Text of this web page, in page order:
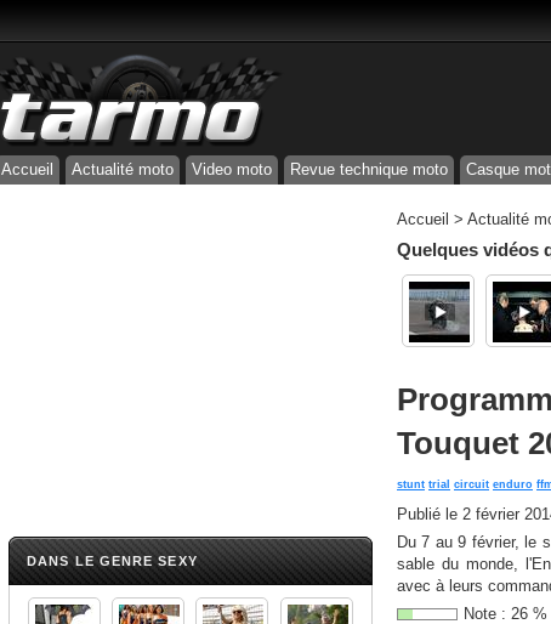
Accueil Actualité moto Video moto Revue technique moto Casque
DANS LE GENRE SEXY
Accueil > Actualité
Quelques vidéos
Touquet
stunt trial circuit enduro
Publié le 2 février
Du 7 au 9 février, le
sable du monde,
avec à leurs
Note : 26 %